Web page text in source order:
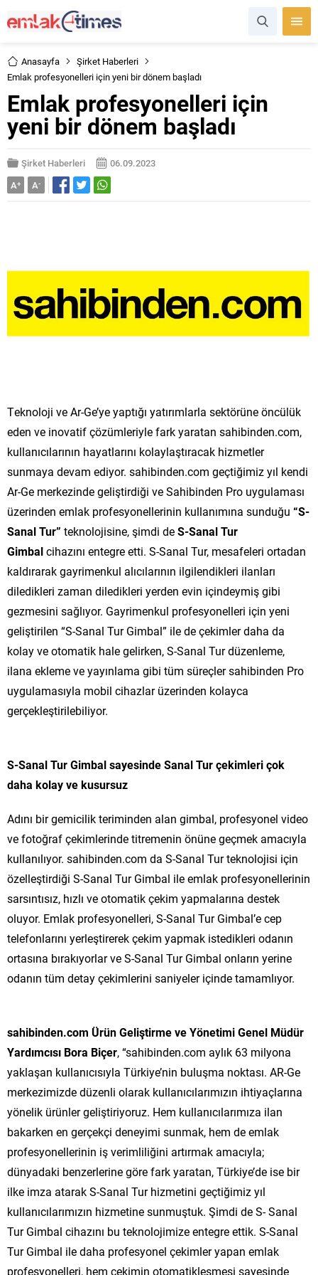
Anasayfa
Şirket Haberleri
Emlak profesyonelleri için yeni bir dönem başladı
Emlak profesyonelleri için
yeni bir dönem başladı
Şirket Haberleri
06.09.2023
A+ A-
Teknoloji ve Ar-Ge’ye yaptığı yatırımlarla sektörüne öncülük
eden ve inovatif çözümleriyle fark yaratan sahibinden.com,
kullanıcılarının hayatlarını kolaylaştıracak hizmetler
sunmaya devam ediyor. sahibinden.com geçtiğimiz yıl kendi
Ar-Ge merkezinde geliştirdiği ve Sahibinden Pro uygulaması
üzerinden emlak profesyonellerinin kullanımına sunduğu “S-
Sanal Tur” teknolojisine, şimdi deS-Sanal Tur
Gimbalcihazını entegre etti. S-Sanal Tur, mesafeleri ortadan
kaldırarak gayrimenkul alıcılarının ilgilendikleri ilanları
diledikleri zaman diledikleri yerden evin içindeymiş gibi
gezmesini sağlıyor. Gayrimenkul profesyonelleri için yeni
geliştirilen “S-Sanal Tur Gimbal” ile de çekimler daha da
kolay ve otomatik hale gelirken, S-Sanal Tur düzenleme,
ilana ekleme ve yayınlama gibi tüm süreçler sahibinden Pro
uygulamasıyla mobil cihazlar üzerinden kolayca
gerçekleştirilebiliyor.
S-Sanal Tur Gimbal sayesinde Sanal Tur çekimleri çok
daha kolay ve kusursuz
Adını bir gemicilik teriminden alan gimbal, profesyonel video
ve fotoğraf çekimlerinde titremenin önüne geçmek amacıyla
kullanılıyor. sahibinden.com da S-Sanal Tur teknolojisi için
özelleştirdiği S-Sanal Tur Gimbal ile emlak profesyonellerinin
sarsıntısız, hızlı ve otomatik çekim yapmalarına destek
oluyor. Emlak profesyonelleri, S-Sanal Tur Gimbal’e cep
telefonlarını yerleştirerek çekim yapmak istedikleri odanın
ortasına bırakıyorlar ve S-Sanal Tur Gimbal onların yerine
odanın tüm detay çekimlerini saniyeler içinde tamamlıyor.
sahibinden.com Ürün Geliştirme ve Yönetimi Genel Müdür
Yardımcısı Bora Biçer, “sahibinden.com aylık 63 milyona
yaklaşan kullanıcısıyla Türkiye’nin buluşma noktası. AR-Ge
merkezimizde düzenli olarak kullanıcılarımızın ihtiyaçlarına
yönelik ürünler geliştiriyoruz. Hem kullanıcılarımıza ilan
bakarken en gerçekçi deneyimi sunmak, hem de emlak
profesyonellerinin iş verimliliğini artırmak amacıyla;
dünyadaki benzerlerine göre fark yaratan, Türkiye’de ise bir
ilke imza atarak S-Sanal Tur hizmetini geçtiğimiz yıl
kullanıcılarımızın hizmetine sunmuştuk. Şimdi de S- Sanal
Tur Gimbal cihazını bu teknolojimize entegre ettik. S-Sanal
Tur Gimbal ile daha profesyonel çekimler yapan emlak
profesyonelleri, hem çekimin otomatikleşmesi sayesinde